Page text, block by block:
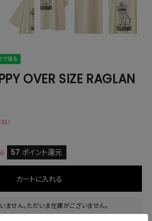
OVER SIZE RAGLAN
！
57 ポイント還元
カートに入れる
ません。ただいま在庫がございません。